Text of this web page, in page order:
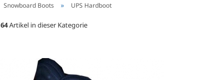
Snowboard Boots » UPS Hardboot
64Artikel in dieser Kategorie